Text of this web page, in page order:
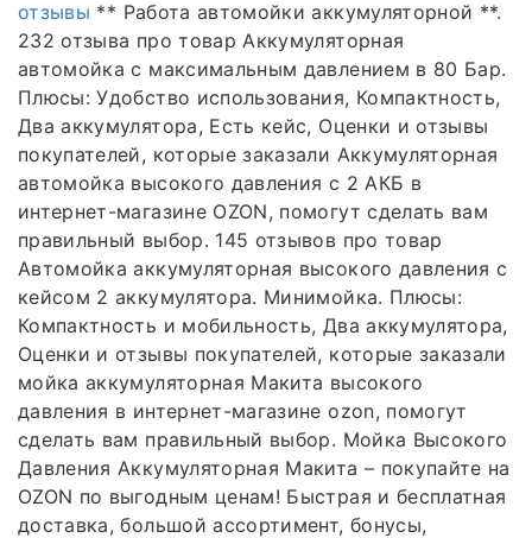
отзывы ** Работа автомойки аккумуляторной **.
232 отзыва про товар Аккумуляторная
автомойка с максимальным давлением в 80 Бар.
Плюсы: Удобство использования, Компактность,
Два аккумулятора, Есть кейс, Оценки и отзывы
покупателей, которые заказали Аккумуляторная
автомойка высокого давления с 2 АКБ в
интернет-магазине OZON, помогут сделать вам
правильный выбор. 145 отзывов про товар
Автомойка аккумуляторная высокого давления с
кейсом 2 аккумулятора. Минимойка. Плюсы:
Компактность и мобильность, Два аккумулятора,
Оценки и отзывы покупателей, которые заказали
мойка аккумуляторная Макита высокого
давления в интернет-магазине ozon, помогут
сделать вам правильный выбор. Мойка Высокого
Давления Аккумуляторная Макита – покупайте на
OZON по выгодным ценам! Быстрая и бесплатная
доставка, большой ассортимент, бонусы,